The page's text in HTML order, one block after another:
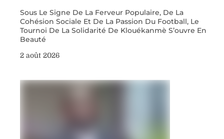
Sous Le Signe De La Ferveur Populaire, De La
Cohésion Sociale Et De La Passion Du Football, Le
Tournoi De La Solidarité De Klouékanmè S’ouvre En
Beauté
2 août 2026